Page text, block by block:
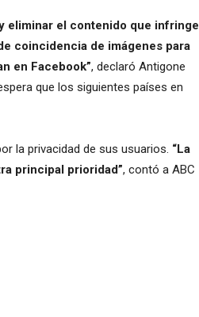
eliminar el contenido que infringe
coincidencia de imágenes para
en Facebook”, declaró Antigone
que los siguientes países en
la privacidad de sus usuarios. “La
principal prioridad”, contó a ABC